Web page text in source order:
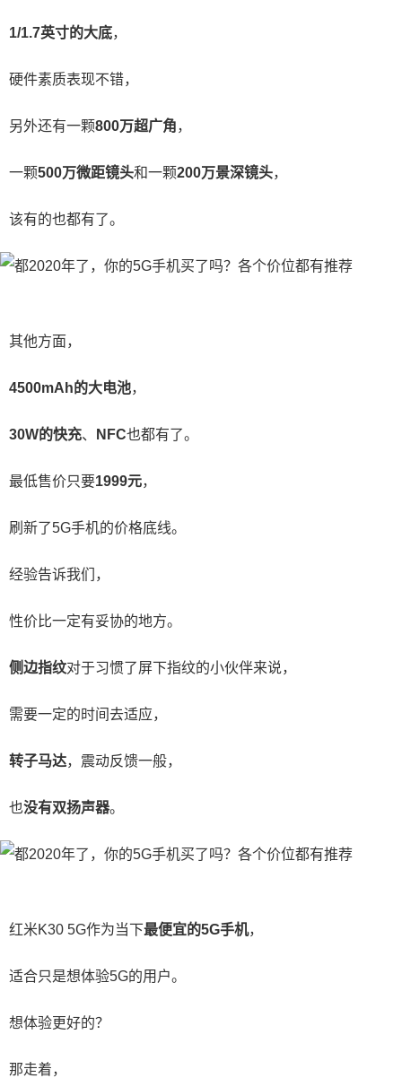
1/1.7英寸的大底，
硬件素质表现不错，
另外还有一颗800万超广角，
一颗500万微距镜头和一颗200万景深镜头，
该有的也都有了。
其他方面，
4500mAh的大电池，
30W的快充、 NFC也都有了。
最低售价只要1999元，
刷新了5G手机的价格底线。
经验告诉我们，
性价比一定有妥协的地方。
侧边指纹对于习惯了屏下指纹的小伙伴来说，
需要一定的时间去适应，
转子马达，震动反馈一般，
也没有双扬声器。
红米K30 5G作为当下最便宜的5G手机，
适合只是想体验5G的用户。
想体验更好的？
那走着，